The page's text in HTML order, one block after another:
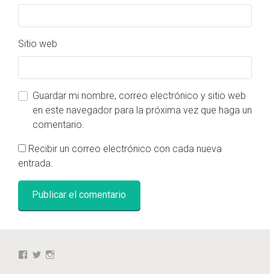
Sitio web
Guardar mi nombre, correo electrónico y sitio web
en este navegador para la próxima vez que haga un
comentario.
Recibir un correo electrónico con cada nueva
entrada.
VerVer